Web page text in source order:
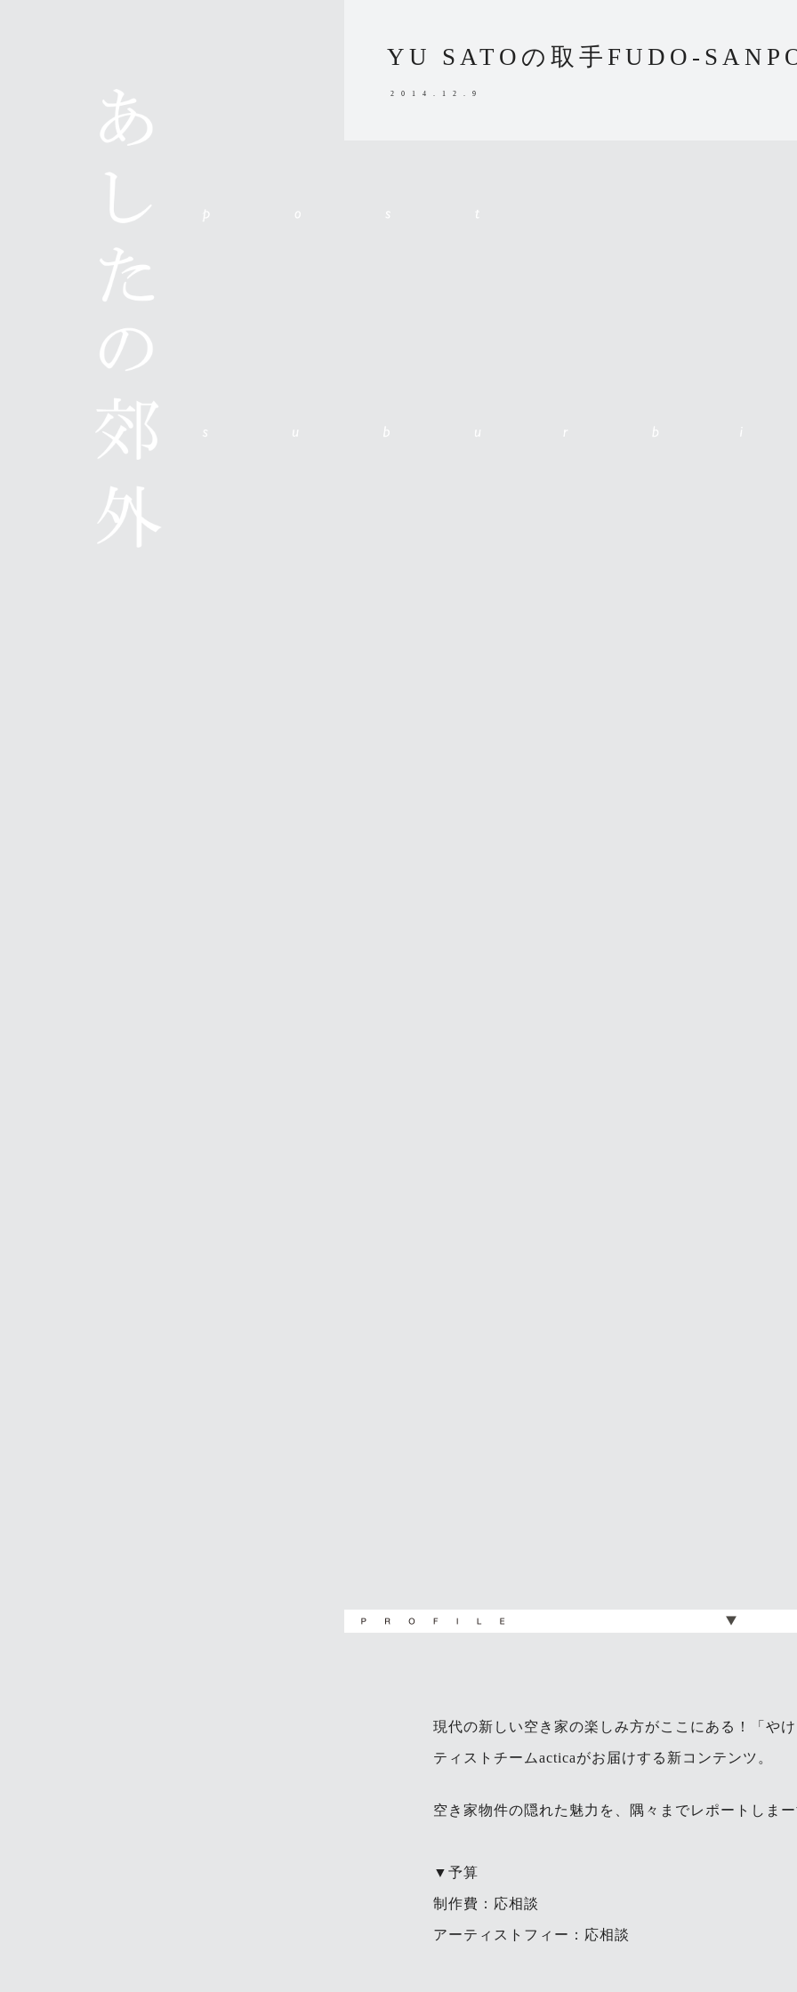
YU SATOの取手FUDO-
2014.12.9
現代の新しい空き家の楽しみ方がここにある！「や
ティストチームacticaがお届けする新コンテンツ。
空き家物件の隠れた魅力を、隅々までレポートしまー
▼予算
制作費：応相談
アーティストフィー：応相談